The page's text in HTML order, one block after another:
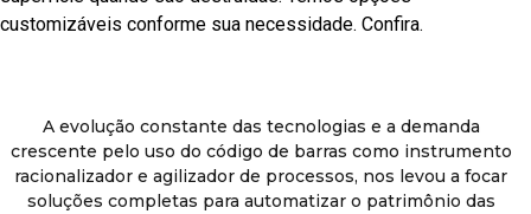
customizáveis conforme sua necessidade. Confira.
A evolução constante das tecnologias e a demanda
crescente pelo uso do código de barras como instrumento
racionalizador e agilizador de processos, nos levou a focar
soluções completas para automatizar o patrimônio das